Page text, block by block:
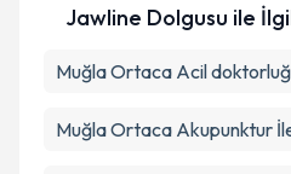
Jawline Dolgusu ile
Muğla Ortaca Acil
Muğla Ortaca Akupunktur